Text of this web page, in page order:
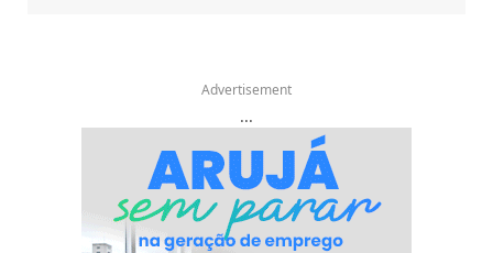
Advertisement
...